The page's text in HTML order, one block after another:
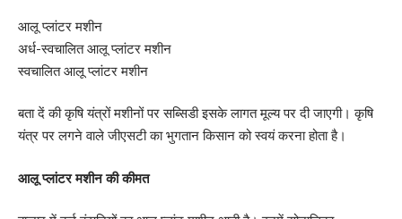
आलू प्लांटर मशीन
अर्ध-स्वचालित आलू प्लांटर मशीन
स्वचालित आलू प्लांटर मशीन
बता दें की कृषि यंत्रों मशीनों पर सब्सिडी इसके लागत मूल्य पर दी जाएगी। कृषि
यंत्र पर लगने वाले जीएसटी का भुगतान किसान को स्वयं करना होता है।
आलू प्लांटर मशीन की कीमत